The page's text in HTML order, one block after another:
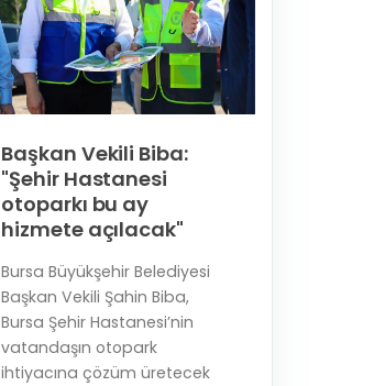
Başkan Vekili Biba:
"Şehir Hastanesi
otoparkı bu ay
hizmete açılacak"
Bursa Büyükşehir Belediyesi
Başkan Vekili Şahin Biba,
Bursa Şehir Hastanesi’nin
vatandaşın otopark
ihtiyacına çözüm üretecek